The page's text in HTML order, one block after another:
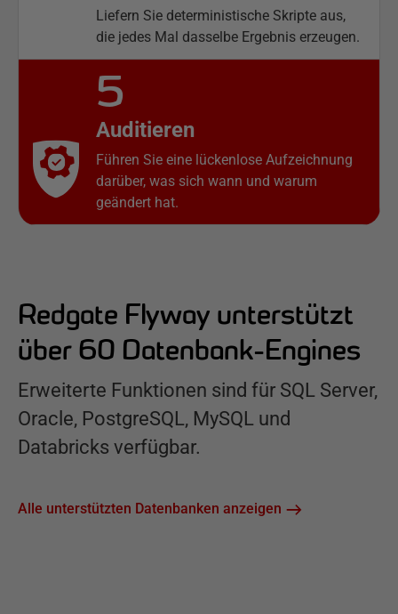
Liefern Sie deterministische Skripte aus,
die jedes Mal dasselbe Ergebnis erzeugen.
5
Auditieren
Führen Sie eine lückenlose Aufzeichnung
darüber, was sich wann und warum
geändert hat.
Redgate Flyway unterstützt
über 60 Datenbank-Engines
Erweiterte Funktionen sind für SQL Server,
Oracle, PostgreSQL, MySQL und
Databricks verfügbar.
Alle unterstützten Datenbanken anzeigen